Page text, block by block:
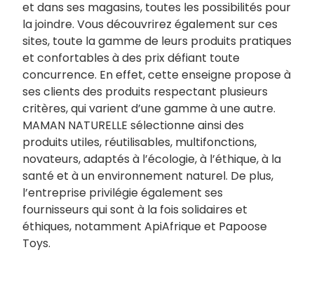
et dans ses magasins, toutes les possibilités pour
la joindre. Vous découvrirez également sur ces
sites, toute la gamme de leurs produits pratiques
et confortables à des prix défiant toute
concurrence. En effet, cette enseigne propose à
ses clients des produits respectant plusieurs
critères, qui varient d’une gamme à une autre.
MAMAN NATURELLE sélectionne ainsi des
produits utiles, réutilisables, multifonctions,
novateurs, adaptés à l’écologie, à l’éthique, à la
santé et à un environnement naturel. De plus,
l’entreprise privilégie également ses
fournisseurs qui sont à la fois solidaires et
éthiques, notamment ApiAfrique et Papoose
Toys.